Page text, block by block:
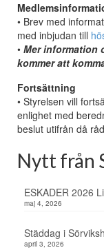
• Brev med
med inbjudan till
• Mer information
kommer att
Fortsättning
• Styrelsen vill
enlighet med
beslut utifrån då
Nytt från
ESKADER 2026
maj 4, 2026
Städdag i
april 3, 2026